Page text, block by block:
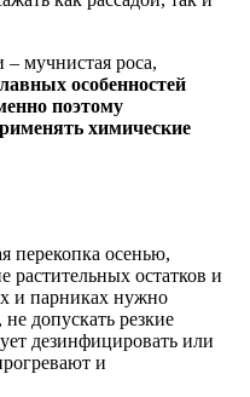
мучнистая роса,
особенностей
поэтому
химические
перекопка осенью,
растительных остатков и
и парниках нужно
допускать резкие
дезинфицировать или
и